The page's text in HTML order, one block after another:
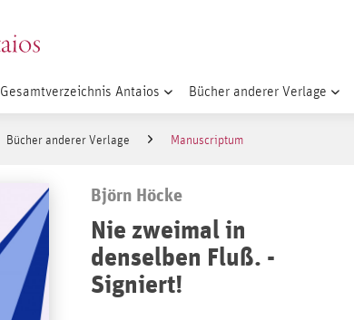
Gesamtverzeichnis Antaios Bücher anderer Verlage
Bücher anderer Verlage Manuscriptum
Björn Höcke
Nie zweimal in
denselben Fluß. -
Signiert!